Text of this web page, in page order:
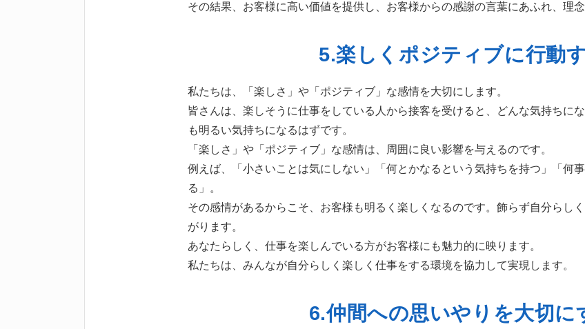
その結果、お客様に高い価値を提供し、お客様からの感謝の言葉にあふれ、理
5.楽しくポジティブに行動
私たちは、「楽しさ」や「ポジティブ」な感情を大切にします。
皆さんは、楽しそうに仕事をしている人から接客を受けると、どんな気持ちに
も明るい気持ちになるはずです。
「楽しさ」や「ポジティブ」な感情は、周囲に良い影響を与えるのです。
例えば、「小さいことは気にしない」「何とかなるという気持ちを持つ」「何
る」。
その感情があるからこそ、お客様も明るく楽しくなるのです。飾らず自分らし
がります。
あなたらしく、仕事を楽しんでいる方がお客様にも魅力的に映ります。
私たちは、みんなが自分らしく楽しく仕事をする環境を協力して実現します。
6.仲間への思いやりを大切に